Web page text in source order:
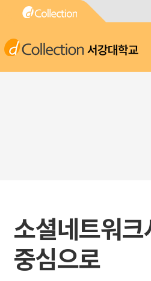
서강대학교
소셜네트워
중심으로